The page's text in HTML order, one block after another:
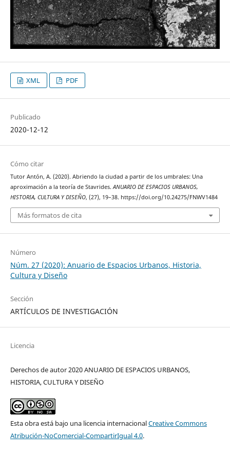
XML PDF
Publicado
2020-12-12
Cómo citar
Tutor Antón, A. (2020). Abriendo la ciudad a partir de los umbrales: Una
aproximación a la teoría de Stavrides.ANUARIO DE ESPACIOS URBANOS,
HISTORIA, CULTURA Y DISEÑO, (27), 19–38. https://doi.org/10.24275/FNWV1484
Más formatos de cita
Número
Núm. 27 (2020): Anuario de Espacios Urbanos, Historia,
Cultura y Diseño
Sección
ARTÍCULOS DE INVESTIGACIÓN
Licencia
Derechos de autor 2020 ANUARIO DE ESPACIOS URBANOS,
HISTORIA, CULTURA Y DISEÑO
Esta obra está bajo una licencia internacionalCreative Commons
Atribución-NoComercial-CompartirIgual 4.0.